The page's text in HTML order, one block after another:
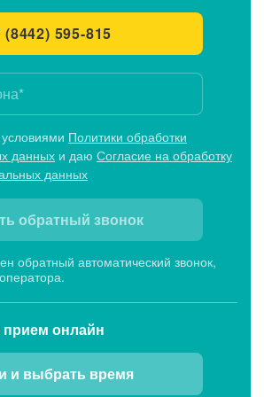
(8442) 595-815
Политики обработки
данных и даю Согласие на обработку
данных
обратный звонок
обратный автоматический звонок,
прием онлайн
и выбрать время